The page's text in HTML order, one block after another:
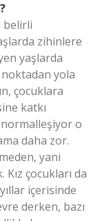
belirli
zihinlere
yaşlarda
yola
çocuklara
katkı
o
daha zor.
yani
çocukları da
içerisinde
derken, bazı